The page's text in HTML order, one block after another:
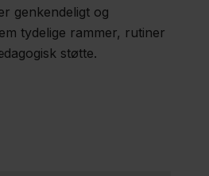
genkendeligt og
tydelige rammer, rutiner
støtte.